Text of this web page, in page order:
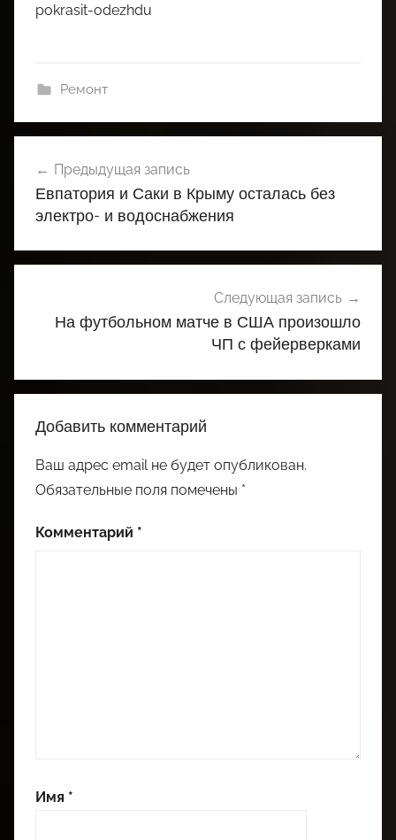
pokrasit-odezhdu
Ремонт
по
записям
Предыдущая запись
Евпатория и Саки в Крыму осталась без
электро- и водоснабжения
Следующая запись
На футбольном матче в США произошло
ЧП с фейерверками
Добавить комментарий
Ваш адрес email не будет опубликован.
Обязательные поля помечены *
Комментарий *
Имя *